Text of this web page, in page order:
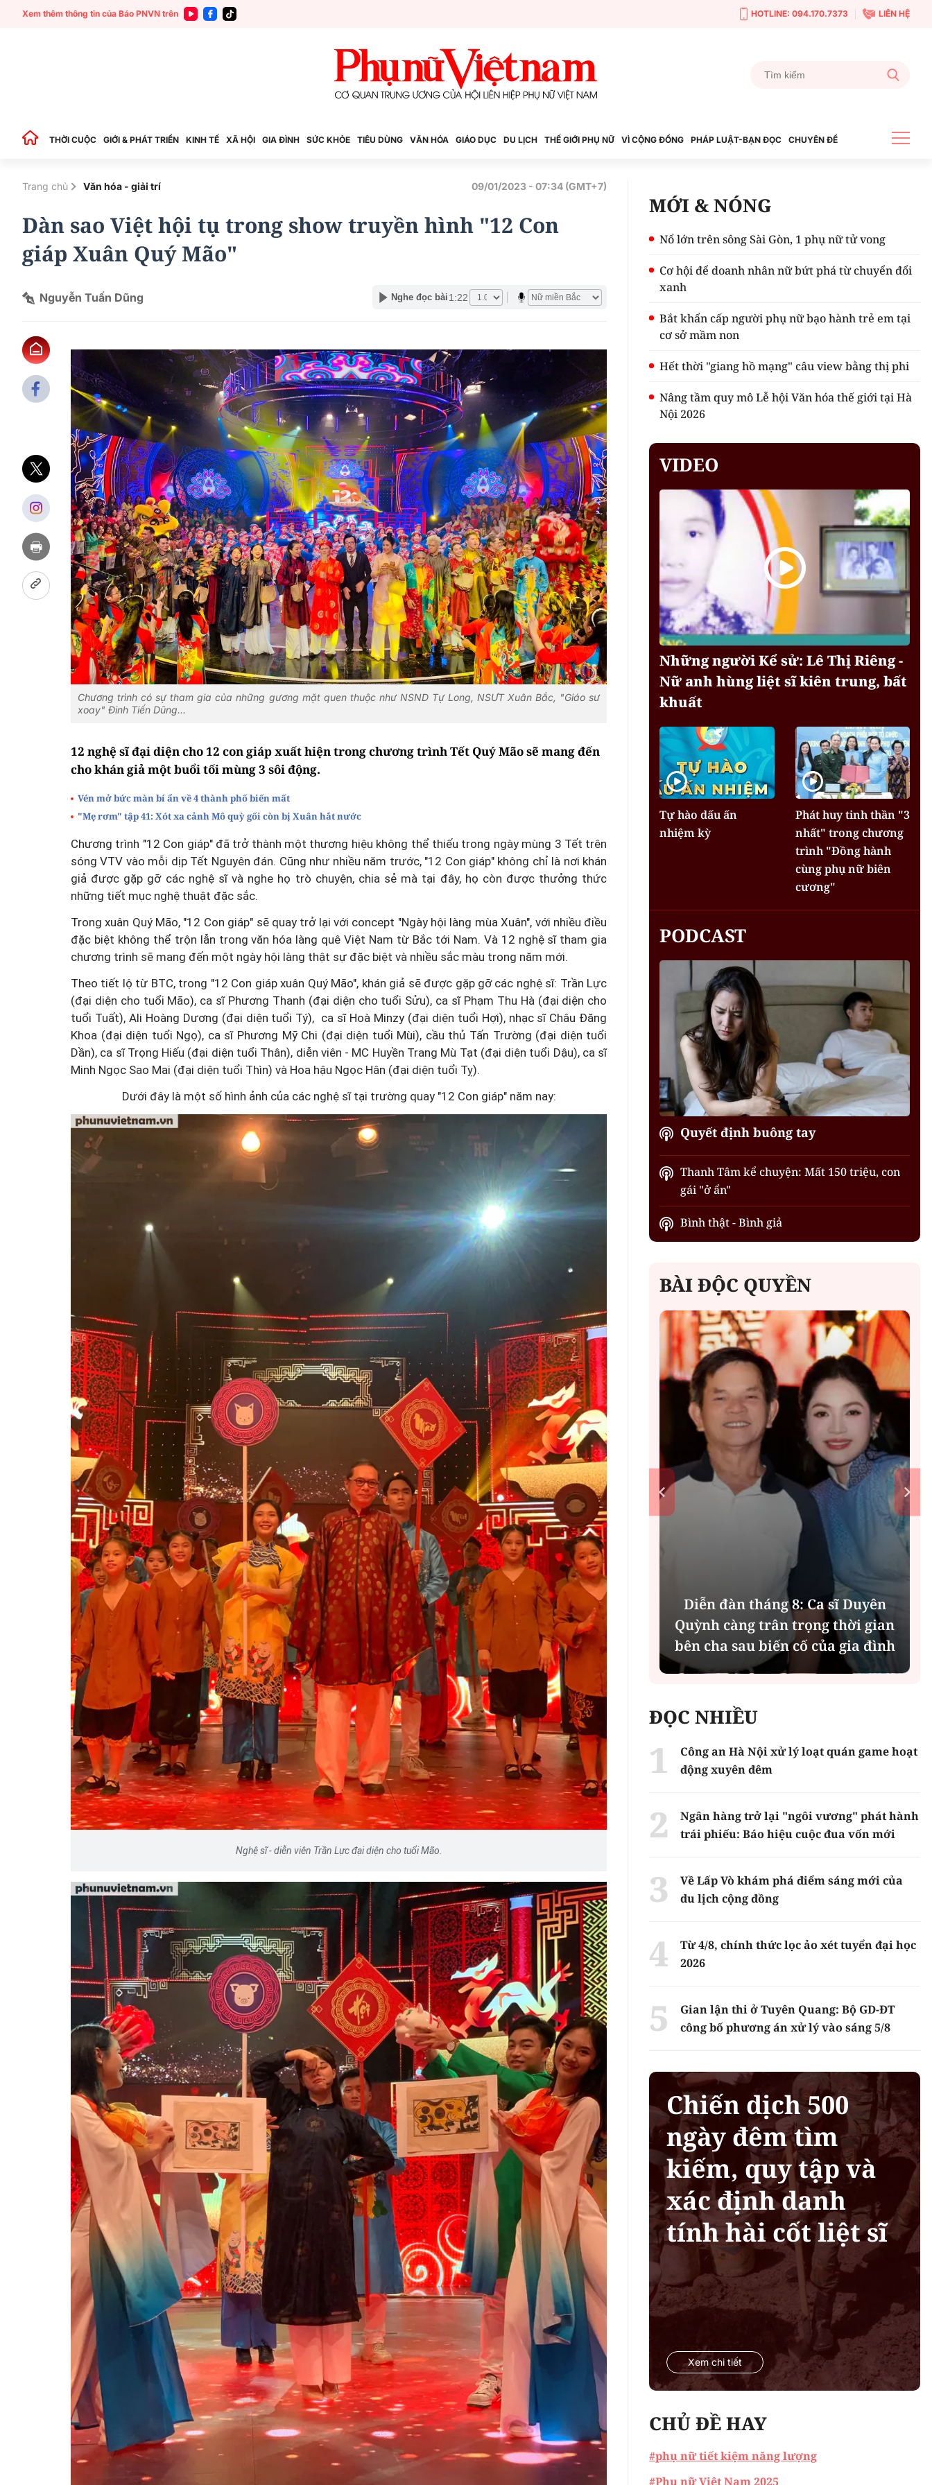
Xem thêm thông tin của Báo PNVN trên HOTLINE: 094.170.7373 LIÊN HỆ
THỜI CUỘC GIỚI & PHÁT TRIỂN KINH TẾ XÃ HỘI GIA ĐÌNH SỨC KHỎE TIÊU DÙNG VĂN HÓA GIÁO DỤC DU LỊCH THẾ GIỚI PHỤ NỮ VÌ CỘNG ĐỒNG PHÁP LUẬT-BẠN ĐỌC CHUYÊN ĐỀ
Trang chủ Văn hóa - giải trí 09/01/2023 - 07:34 (GMT+7)
Dàn sao Việt hội tụ trong show truyền hình "12 Con
giáp Xuân Quý Mão"
Nguyễn Tuấn Dũng Nghe đọc bài 1:22
Chương trình có sự tham gia của những gương mặt quen thuộc như NSND Tự Long, NSƯT Xuân Bắc, "Giáo sư
xoay" Đinh Tiến Dũng...
12 nghệ sĩ đại diện cho 12 con giáp xuất hiện trong chương trình Tết Quý Mão sẽ mang đến
cho khán giả một buổi tối mùng 3 sôi động.
Vén mở bức màn bí ẩn về 4 thành phố biến mất
"Mẹ rơm" tập 41: Xót xa cảnh Mô quỳ gối còn bị Xuân hắt nước
Chương trình "12 Con giáp" đã trở thành một thương hiệu không thể thiếu trong ngày mùng 3 Tết trên
sóng VTV vào mỗi dịp Tết Nguyên đán. Cũng như nhiều năm trước, "12 Con giáp" không chỉ là nơi khán
giả được gặp gỡ các nghệ sĩ và nghe họ trò chuyện, chia sẻ mà tại đây, họ còn được thưởng thức
những tiết mục nghệ thuật đặc sắc.
Trong xuân Quý Mão, "12 Con giáp" sẽ quay trở lại với concept "Ngày hội làng mùa Xuân", với nhiều điều
đặc biệt không thể trộn lẫn trong văn hóa làng quê Việt Nam từ Bắc tới Nam. Và 12 nghệ sĩ tham gia
chương trình sẽ mang đến một ngày hội làng thật sự đặc biệt và nhiều sắc màu trong năm mới.
Theo tiết lộ từ BTC, trong "12 Con giáp xuân Quý Mão", khán giả sẽ được gặp gỡ các nghệ sĩ: Trần Lực
(đại diện cho tuổi Mão), ca sĩ Phương Thanh (đại diện cho tuổi Sửu), ca sĩ Phạm Thu Hà (đại diện cho
tuổi Tuất), Ali Hoàng Dương (đại diện tuổi Tý), ca sĩ Hoà Minzy (đại diện tuổi Hợi), nhạc sĩ Châu Đăng
Khoa (đại diện tuổi Ngọ), ca sĩ Phương Mỹ Chi (đại diện tuổi Mùi), cầu thủ Tấn Trường (đại diện tuổi
Dần), ca sĩ Trọng Hiếu (đại diện tuổi Thân), diễn viên - MC Huyền Trang Mù Tạt (đại diện tuổi Dậu), ca sĩ
Minh Ngọc Sao Mai (đại diện tuổi Thìn) và Hoa hậu Ngọc Hân (đại diện tuổi Tỵ).
Dưới đây là một số hình ảnh của các nghệ sĩ tại trường quay "12 Con giáp" năm nay:
Nghệ sĩ - diễn viên Trần Lực đại diện cho tuổi Mão.
MỚI & NÓNG
Nổ lớn trên sông Sài Gòn, 1 phụ nữ tử vong
Cơ hội để doanh nhân nữ bứt phá từ chuyển đổi
xanh
Bắt khẩn cấp người phụ nữ bạo hành trẻ em tại
cơ sở mầm non
Hết thời "giang hồ mạng" câu view bằng thị phi
Nâng tầm quy mô Lễ hội Văn hóa thế giới tại Hà
Nội 2026
VIDEO
Những người Kể sử: Lê Thị Riêng -
Nữ anh hùng liệt sĩ kiên trung, bất
khuất
Tự hào dấu ấn
nhiệm kỳ
Phát huy tinh thần "3
nhất" trong chương
trình "Đồng hành
cùng phụ nữ biên
cương"
PODCAST
Quyết định buông tay
Thanh Tâm kể chuyện: Mất 150 triệu, con
gái "ở ẩn"
Bình thật - Bình giả
BÀI ĐỘC QUYỀN
vì lẽ công
Hà Nội thu hút bác sĩ về trạm y
tế, tạo điều kiện để người dân
tiếp cận các dịch vụ y tế kỹ thuật
cao
Diễn đàn tháng 8: Ca sĩ Duyên
Quỳnh càng trân trọng thời gian
bên cha sau biến cố của gia đình
Phân tích tính 2 mặt của thương
vụ MBBank "rót" hơn 8.800 tỷ
đồng cho Phát Đạt
ĐỌC NHIỀU
Công an Hà Nội xử lý loạt quán game hoạt
động xuyên đêm
Ngân hàng trở lại "ngôi vương" phát hành
trái phiếu: Báo hiệu cuộc đua vốn mới
Về Lấp Vò khám phá điểm sáng mới của
du lịch cộng đồng
Từ 4/8, chính thức lọc ảo xét tuyển đại học
2026
Gian lận thi ở Tuyên Quang: Bộ GD-ĐT
công bố phương án xử lý vào sáng 5/8
Chiến dịch 500
ngày đêm tìm
kiếm, quy tập và
xác định danh
tính hài cốt liệt sĩ
Xem chi tiết
CHỦ ĐỀ HAY
#phụ nữ tiết kiệm năng lượng
#Phụ nữ Việt Nam 2025